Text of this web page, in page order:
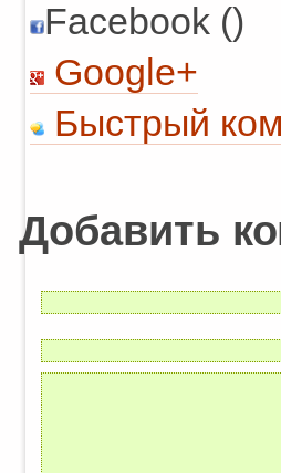
Facebook ()
Google+
Быстрый
Добавить